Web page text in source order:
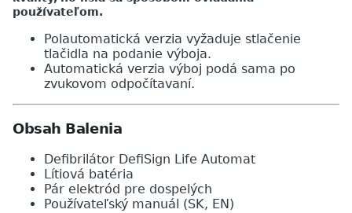
používateľom.
Polautomatická verzia vyžaduje stlačenie
tlačidla na podanie výboja.
Automatická verzia výboj podá sama po
zvukovom odpočítavaní.
Obsah Balenia
Defibrilátor DefiSign Life Automat
Lítiová batéria
Pár elektród pre dospelých
Používateľský manuál (SK, EN)